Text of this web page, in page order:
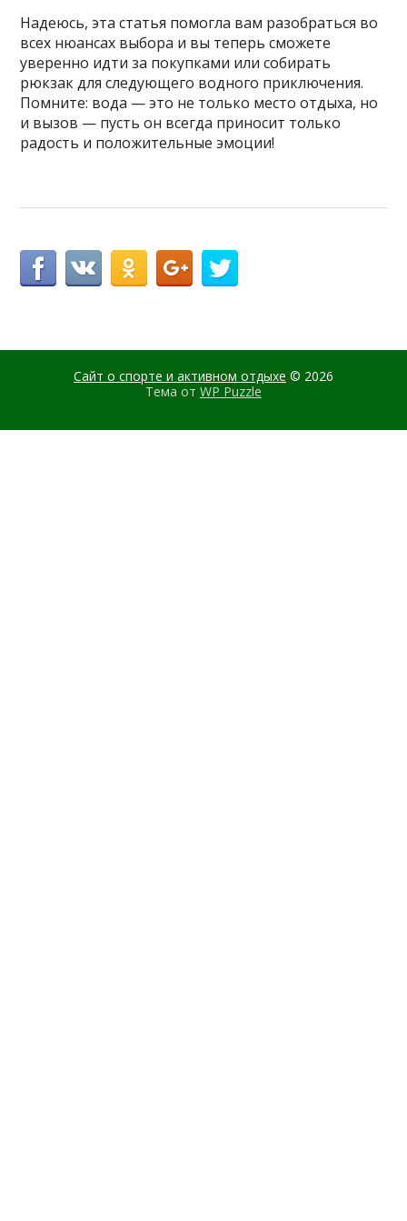
Надеюсь, эта статья помогла вам разобраться во
всех нюансах выбора и вы теперь сможете
уверенно идти за покупками или собирать
рюкзак для следующего водного приключения.
Помните: вода — это не только место отдыха, но
и вызов — пусть он всегда приносит только
радость и положительные эмоции!
Сайт о спорте и активном отдыхе © 2026
Тема от WP Puzzle